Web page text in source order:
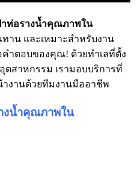
าท่อรางน้ำคุณภาพใน
าน และเหมาะสำหรับงาน
คำตอบของคุณ! ด้วยทำเลที่ตั้ง
ตสาหกรรม เรามอบบริการที่
างานด้วยทีมงานมืออาชีพ
งน้ำคุณภาพใน